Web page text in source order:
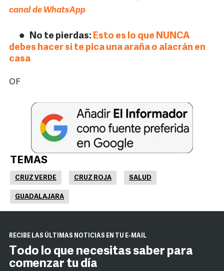
canal de WhatsApp
No te pierdas: Esto es lo que NUNCA
debes hacer si te pica una araña o alacrán en
casa
OF
TEMAS
CRUZ VERDE CRUZ ROJA SALUD
GUADALAJARA
RECIBE LAS ÚLTIMAS NOTICIAS EN TU E-MAIL
Todo lo que necesitas saber para
comenzar tu día